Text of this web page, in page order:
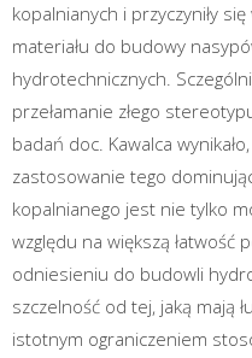
kopalnianych i przyczyniły
materiału do budowy
hydrotechnicznych.
przełamanie złego
badań doc. Kawalca
zastosowanie tego
kopalnianego jest nie tylko
względu na większą łatwość
odniesieniu do budowli
szczelność od tej, jaką mają
istotnym ograniczeniem